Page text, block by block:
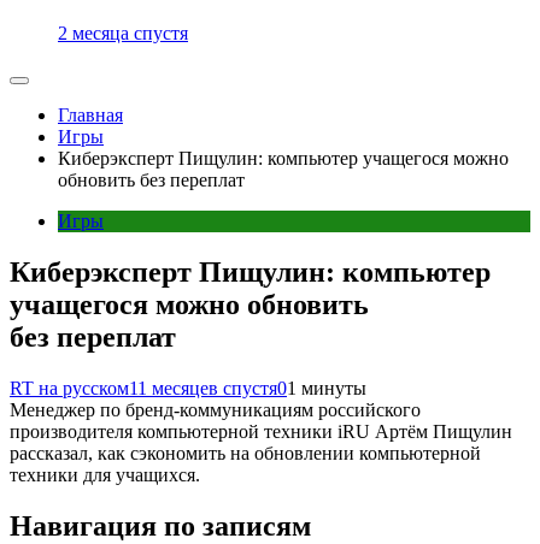
2 месяца спустя
Главная
Игры
Киберэксперт Пищулин: компьютер учащегося можно
обновить без переплат
Игры
Киберэксперт Пищулин: компьютер
учащегося можно обновить
без переплат
RT на русском11 месяцев спустя01 минуты
Менеджер по бренд-коммуникациям российского
производителя компьютерной техники iRU Артём Пищулин
рассказал, как сэкономить на обновлении компьютерной
техники для учащихся.
Навигация по записям